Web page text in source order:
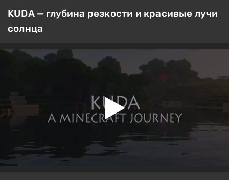
KUDA — глубина резкости и красивые лучи
солнца